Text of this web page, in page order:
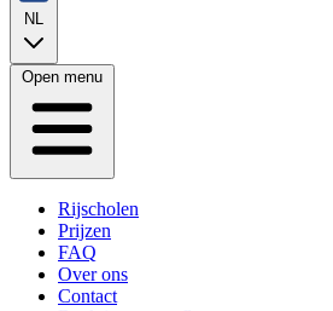
NL
Open menu
Rijscholen
Prijzen
FAQ
Over ons
Contact